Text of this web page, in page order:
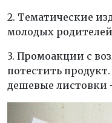
2. Тематические
молодых
3. Промоакции с
потестить
дешевые листовки